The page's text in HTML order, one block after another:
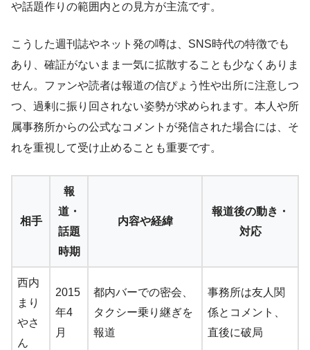
や話題作りの範囲内との見方が主流です。
こうした週刊誌やネット発の噂は、SNS時代の特徴でも
あり、確証がないまま一気に拡散することも少なくありま
せん。ファンや読者は報道の信ぴょう性や出所に注意しつ
つ、過剰に振り回されない姿勢が求められます。本人や所
属事務所からの公式なコメントが発信された場合には、そ
れを重視して受け止めることも重要です。
相手
報
道・
話題
時期
内容や経緯
報道後の動き・
対応
西内
まり
やさ
ん
2015
年4
月
都内バーでの密会、
タクシー乗り継ぎを
報道
事務所は友人関
係とコメント、
直後に破局